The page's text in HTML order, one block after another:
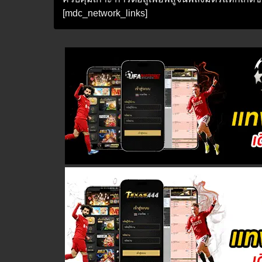
[mdc_network_links]